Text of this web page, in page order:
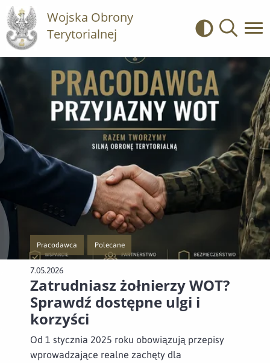
Wojska Obrony
Terytorialnej
Kontrast
Pracodawca
Przejście do nowej strony z listą publikacji o kategorii Pracodawca
Polecane
Przejście do nowej strony z listą publikacji o kategorii
7.05.2026
Zatrudniasz żołnierzy WOT?
Sprawdź dostępne ulgi i
korzyści
Od 1 stycznia 2025 roku obowiązują przepisy
wprowadzające realne zachęty dla